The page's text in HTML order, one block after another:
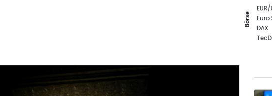
Börse
EUR/
Euro
DAX